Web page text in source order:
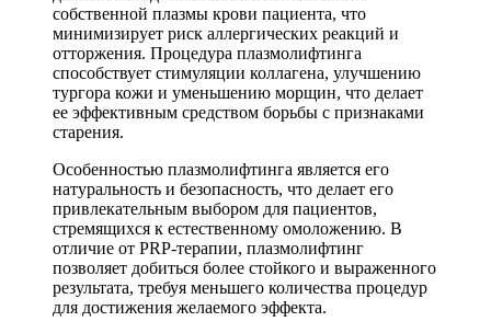
собственной плазмы крови пациента, что
минимизирует риск аллергических реакций и
отторжения. Процедура плазмолифтинга
способствует стимуляции коллагена, улучшению
тургора кожи и уменьшению морщин, что делает
ее эффективным средством борьбы с признаками
старения.
Особенностью плазмолифтинга является его
натуральность и безопасность, что делает его
привлекательным выбором для пациентов,
стремящихся к естественному омоложению. В
отличие от PRP-терапии, плазмолифтинг
позволяет добиться более стойкого и выраженного
результата, требуя меньшего количества процедур
для достижения желаемого эффекта.